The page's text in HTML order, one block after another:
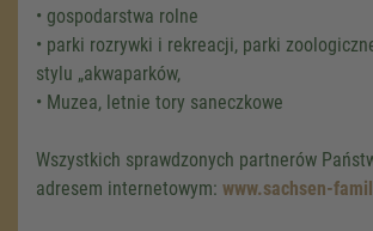
• gospodarstwa rolne
• parki rozrywki i rekreacji, parki
stylu „akwaparków,
• Muzea, letnie tory saneczkowe
Wszystkich sprawdzonych partnerów
adresem internetowym: www.sachsen-